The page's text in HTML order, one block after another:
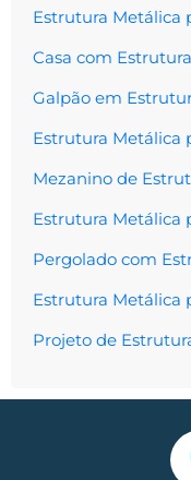
Estrutura Metálica
Casa com
Galpão em
Estrutura Metálica
Mezanino de
Estrutura Metálica
Pergolado com
Estrutura Metálica
Projeto de